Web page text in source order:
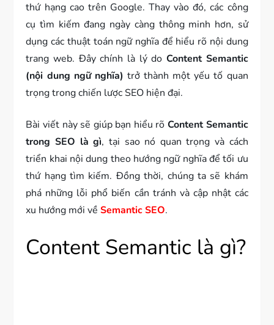
thứ hạng cao trên Google. Thay vào đó, các công
cụ tìm kiếm đang ngày càng thông minh hơn, sử
dụng các thuật toán ngữ nghĩa để hiểu rõ nội dung
trang web. Đây chính là lý do Content Semantic
(nội dung ngữ nghĩa) trở thành một yếu tố quan
trọng trong chiến lược SEO hiện đại.
Bài viết này sẽ giúp bạn hiểu rõContent Semantic
trong SEO là gì, tại sao nó quan trọng và cách
triển khai nội dung theo hướng ngữ nghĩa để tối ưu
thứ hạng tìm kiếm. Đồng thời, chúng ta sẽ khám
phá những lỗi phổ biến cần tránh và cập nhật các
xu hướng mới vềSemantic SEO.
Content Semantic là gì?